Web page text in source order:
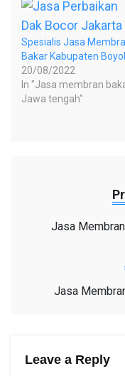
Spesialis Jasa
Bakar Kabupaten
20/08/2022
In "Jasa membran
Jawa tengah"
Jasa
Jasa
Leave a Reply